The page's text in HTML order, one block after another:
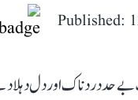
Published:
حد دردناک اور دل دہلا